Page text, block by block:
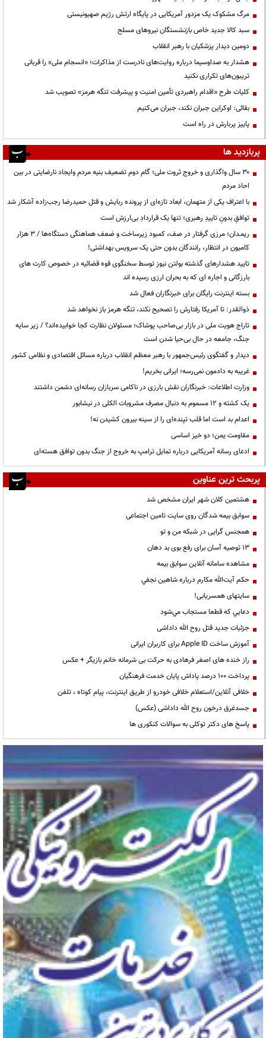
مرگ مشکوک یک مزدور آمریکایی در پایگاه ارتش رژیم صهیونیستی
سبد کالا جدید خاص بازنشستگان نیروهای مسلح
دومین دیدار پزشکیان با رهبر انقلاب
هشدار به صداوسیما درباره روایت‌های نادرست از مذاکرات؛ «انسجام ملی» را قربانی
تریبون‌های تکراری نکنید
کلیات طرح «اقدام راهبردی تأمین امنیت و پیشرفت تنگه هرمز» تصویب شد
بقائی: اوکراین جبران نکند، جبران می‌کنیم
پاییز پربارش در راه است
پربازدید ها
۳۰ سال واگذاری و خروج ثروت ملی؛ گام دوم تضعیف بنیه مردم وایجاد نارضایتی در بین
احاد مردم
با اعتراف یکی از متهمان، ابعاد تازه‌ای از پرونده ربایش و قتل حمیدرضا رجب‌زاده آشکار شد
توافقِ بدونِ تاییدِ رهبری؛ تنها یک قراردادِ بی‌ارزش است
ریمـدان؛ مرزی گرفتار در صف، کمبود زیرساخت و ضعف هماهنگی دستگاه‌ها / ۳ هزار
کامیون در انتظار، رانندگان بدون حتی یک سرویس بهداشتی!
تایید هشدارهای گذشته بولتن نیوز توسط سخنگوی قوه قضائیه در خصوص کارت های
بارزگانی و اجاره ای که به بحران ارزی رسیده اند
بسته اینترنت رایگان برای خبرنگاران فعال شد
ذوالقدر: تا آمریکا رفتارش را تصحیح نکند، تنگه هرمز باز نخواهد شد
تاراج هویت ملی در بازار بی‌صاحب پوشاک؛ مسئولان نظارت کجا خوابیده‌اند؟ / زیر سایه
جنگ، جامعه در حال بی‌حیا شدن است
دیدار و گفتگوی رئیس‌جمهور با رهبر معظم انقلاب درباره مسائل اقتصادی و نظامی کشور
غریبه به دادمون نمی‌رسه؛ ایرانی بخریم!
وزارت اطلاعات: خبرنگاران نقش بارزی در ناکامی سربازان رسانه‌ای دشمن داشتند
یک کشته و ۱۲ مسموم به دنبال مصرف مشروبات الکلی در نیشابور
اعدام بد است اما قلب تپنده‌ای را از سینه بیرون کشیدن نه!
مقاومت یمن؛ دو خیز اساسی
ادعای رسانه آمریکایی درباره تمایل ترامپ به خروج از جنگ بدون توافق هسته‌ای
پربحث ترین عناوین
هشتمین کلان شهر ایران مشخص شد
سوابق بیمه شدگان روی سایت تامین اجتماعی
همجنس گرایی در شبکه من و تو
13 توصیه آسان برای رفع بوی بد دهان
مشاهده سامانه آنلاين سوابق بیمه
حكم آيت‌الله مكارم درباره شاهين نجفي
سایتهای همسریابی!
دعايي كه قطعا مستجاب مي‌شود
جزئیات جدید قتل روح الله داداشی
آموزش ساخت Apple ID برای کاربران ایرانی
راز خنده های اصغر فرهادی به حرکت بی شرمانه خانم بازیگر + عکس
پرداخت ۱۰۰ درصد پاداش پایان خدمت فرهنگیان
خلافی آنلاین/استعلام خلافی خودرو از طریق اینترنت، پیام کوتاه ، تلفن
جسدغرق درخون روح الله داداشی (عکس)
پاسخ های دکتر توکلی به سوالات کنکوری ها